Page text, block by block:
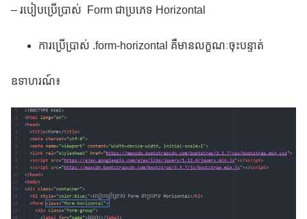
– របៀបប្រើប្រាស់ Form ជាប្រភេទ Horizontal
ការប្រើប្រាស់ .form-horizontal គឺមានលក្ខណៈចុះបន្ទាត់
ឧទាហរណ៍៖